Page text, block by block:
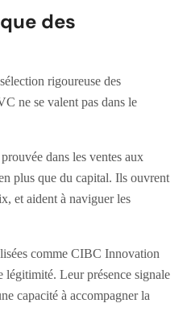
des
rigoureuse des
ne se valent pas dans le
dans les ventes aux
plus que du capital. Ils ouvrent
et aident à naviguer les
comme CIBC Innovation
Leur présence signale
capacité à accompagner la